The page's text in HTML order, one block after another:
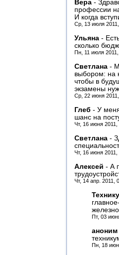
Вера -
профессии
И когда
Ср, 13 июля
Ульяна -
сколько
Пн, 11 июля
Светлана -
выбором: на
чтобы в
экзамены
Ср, 22 июня
Глеб - У
шанс на
Чт, 16 июня
Светлана -
Чт, 16 июня
Алексей - А
Чт, 14 апр. 2011,
Пт, 03
аноним
Пн, 18